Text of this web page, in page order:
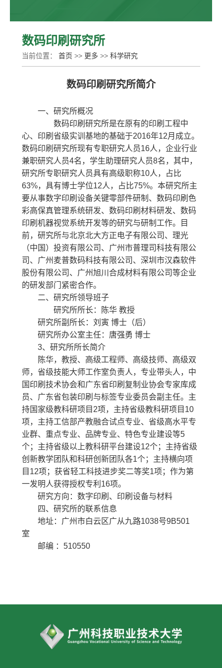
高等教育研究所
新能源汽车应用技术研究所
绿色材料与能源技术研究所
数码印刷研究所
数智融合先进制造工程研究所
数码印刷研究所
当前位置： 首页 >> 更多 >> 科学研究
数码印刷研究所简介
一、研究所概况
数码印刷研究所是在原有的印刷工程中
心、印刷省级实训基地的基础于2016年12月成立。
数码印刷研究所现有专职研究人员16人，企业行业
兼职研究人员4名，学生助理研究人员8名，其中，
研究所专职研究人员具有高级职称10人，占比
63%，具有博士学位12人，占比75%。本研究所主
要从事数字印刷设备关键零部件研制、数码印刷色
彩高保真管理系统研发、数码印刷材料研发、数码
印刷机器视觉系统开发等的研究与研制工作。目
前，研究所与北京北大方正电子有限公司、理光
（中国）投资有限公司、广州市普理司科技有限公
司、广州麦普数码科技有限公司、深圳市汉森软件
股份有限公司、广州旭川合成材料有限公司等企业
的研发部门紧密合作。
二、研究所领导班子
研究所所长：陈华 教授
研究所副所长：刘寅 博士（后）
研究所办公室主任：唐强勇 博士
3、研究所所长简介
陈华，教授、高级工程师、高级技师、高级双
师，省级技能大师工作室负责人，专业带头人，中
国印刷技术协会和广东省印刷复制业协会专家库成
员、广东省包装印刷与标签专业委员会副主任。主
持国家级教科研项目2项，主持省级教科研项目10
项，主持工信部产教融合试点专业、省级高水平专
业群、重点专业、品牌专业、特色专业建设等5
个；主持省级以上教科研平台建设12个；主持省级
创新教学团队和科研创新团队各1个；主持横向项
目12项；获省轻工科技进步奖二等奖1项；作为第
一发明人获得授权专利16项。
研究方向：数字印刷、印刷设备与材料
四、研究所的联系信息
地址：广州市白云区广从九路1038号9B501
室
邮编 ：510550